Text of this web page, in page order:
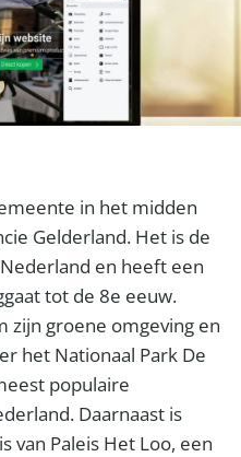
in het midden
Gelderland. Het is de
en heeft een
tot de 8e eeuw.
zijn groene omgeving en
het Nationaal Park De
populaire
Daarnaast is
van Paleis Het Loo, een